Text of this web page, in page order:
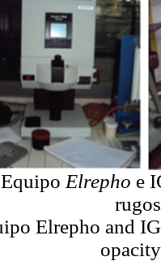
Elrepho e
Elrepho and